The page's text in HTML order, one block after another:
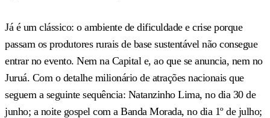
Já é um clássico: o ambiente de dificuldade e crise porque
passam os produtores rurais de base sustentável não consegue
entrar no evento. Nem na Capital e, ao que se anuncia, nem no
Juruá. Com o detalhe milionário de atrações nacionais que
seguem a seguinte sequência: Natanzinho Lima, no dia 30 de
junho; a noite gospel com a Banda Morada, no dia 1º de julho;